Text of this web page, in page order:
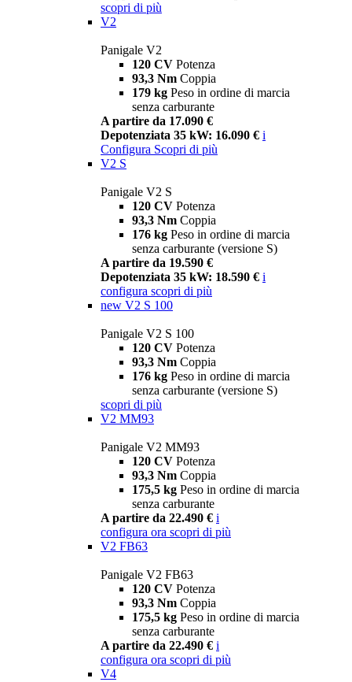
scopri di più
V2
Panigale V2
120 CV Potenza
93,3 Nm Coppia
179 kg Peso in ordine di marcia
senza carburante
A partire da 17.090 €
Depotenziata 35 kW: 16.090 € i
Configura Scopri di più
V2 S
Panigale V2 S
120 CV Potenza
93,3 Nm Coppia
176 kg Peso in ordine di marcia
senza carburante (versione S)
A partire da 19.590 €
Depotenziata 35 kW: 18.590 € i
configura scopri di più
new V2 S 100
Panigale V2 S 100
120 CV Potenza
93,3 Nm Coppia
176 kg Peso in ordine di marcia
senza carburante (versione S)
scopri di più
V2 MM93
Panigale V2 MM93
120 CV Potenza
93,3 Nm Coppia
175,5 kg Peso in ordine di marcia
senza carburante
A partire da 22.490 € i
configura ora scopri di più
V2 FB63
Panigale V2 FB63
120 CV Potenza
93,3 Nm Coppia
175,5 kg Peso in ordine di marcia
senza carburante
A partire da 22.490 € i
configura ora scopri di più
V4